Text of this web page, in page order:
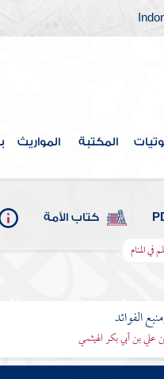
المكتبة المواريث
كتاب الأمة
في المنام
الفوائد
علي بن أبي بكر الهيثمي